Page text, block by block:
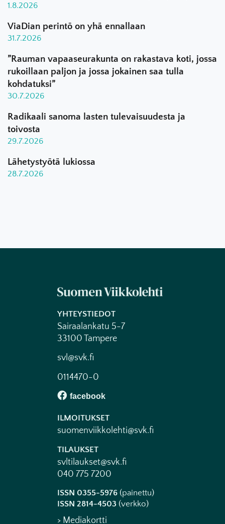
1.8.2026
ViaDian perintö on yhä ennallaan
31.7.2026
”Rauman vapaaseurakunta on rakastava koti, jossa
rukoillaan paljon ja jossa jokainen saa tulla
kohdatuksi”
30.7.2026
Radikaali sanoma lasten tulevaisuudesta ja
toivosta
29.7.2026
Lähetystyötä lukiossa
28.7.2026
YHTEYSTIEDOT
Sairaalankatu 5-7
33100 Tampere
svl@svk.fi
0114470-0
ILMOITUKSET
suomenviikkolehti@svk.fi
TILAUKSET
svltilaukset@svk.fi
040 775 7200
ISSN 0355-5976 (painettu)
ISSN 2814-4503 (verkko)
> Mediakortti